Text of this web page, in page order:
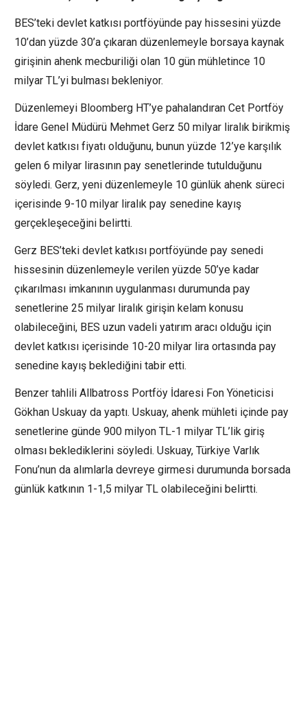
BES’teki devlet katkısı portföyünde pay hissesini yüzde
10’dan yüzde 30’a çıkaran düzenlemeyle borsaya kaynak
girişinin ahenk mecburiliği olan 10 gün mühletince 10
milyar TL’yi bulması bekleniyor.
Düzenlemeyi Bloomberg HT’ye pahalandıran Cet Portföy
İdare Genel Müdürü Mehmet Gerz 50 milyar liralık birikmiş
devlet katkısı fiyatı olduğunu, bunun yüzde 12’ye karşılık
gelen 6 milyar lirasının pay senetlerinde tutulduğunu
söyledi. Gerz, yeni düzenlemeyle 10 günlük ahenk süreci
içerisinde 9-10 milyar liralık pay senedine kayış
gerçekleşeceğini belirtti.
Gerz BES’teki devlet katkısı portföyünde pay senedi
hissesinin düzenlemeyle verilen yüzde 50’ye kadar
çıkarılması imkanının uygulanması durumunda pay
senetlerine 25 milyar liralık girişin kelam konusu
olabileceğini, BES uzun vadeli yatırım aracı olduğu için
devlet katkısı içerisinde 10-20 milyar lira ortasında pay
senedine kayış beklediğini tabir etti.
Benzer tahlili Allbatross Portföy İdaresi Fon Yöneticisi
Gökhan Uskuay da yaptı. Uskuay, ahenk mühleti içinde pay
senetlerine günde 900 milyon TL-1 milyar TL’lik giriş
olması beklediklerini söyledi. Uskuay, Türkiye Varlık
Fonu’nun da alımlarla devreye girmesi durumunda borsada
günlük katkının 1-1,5 milyar TL olabileceğini belirtti.